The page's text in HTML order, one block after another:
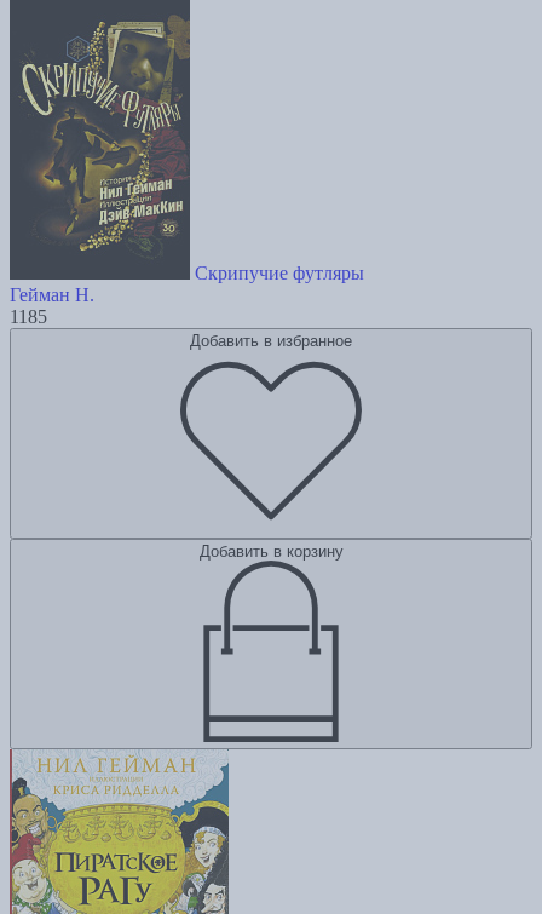
Скрипучие футляры
Гейман Н.
1185
Добавить в избранное
Добавить в корзину